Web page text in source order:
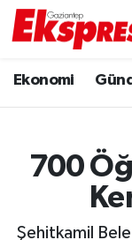
Ekonomi
700
Şehitkamil
Ekonomi
Gaziantep
Trafik
Puan
Tüm